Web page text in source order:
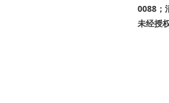
0088；
未经授